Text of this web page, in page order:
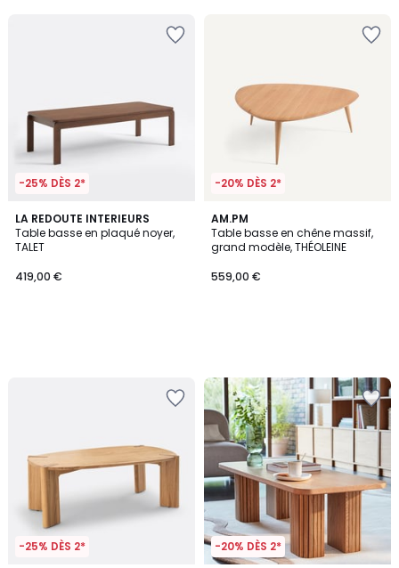
-25% DÈS 2*
LA REDOUTE INTERIEURS
Table basse en plaqué noyer,
TALET
419,00 €
-20% DÈS 2*
AM.PM
Table basse en chêne massif,
grand modèle, THÉOLEINE
559,00 €
-25% DÈS 2* -20% DÈS 2*